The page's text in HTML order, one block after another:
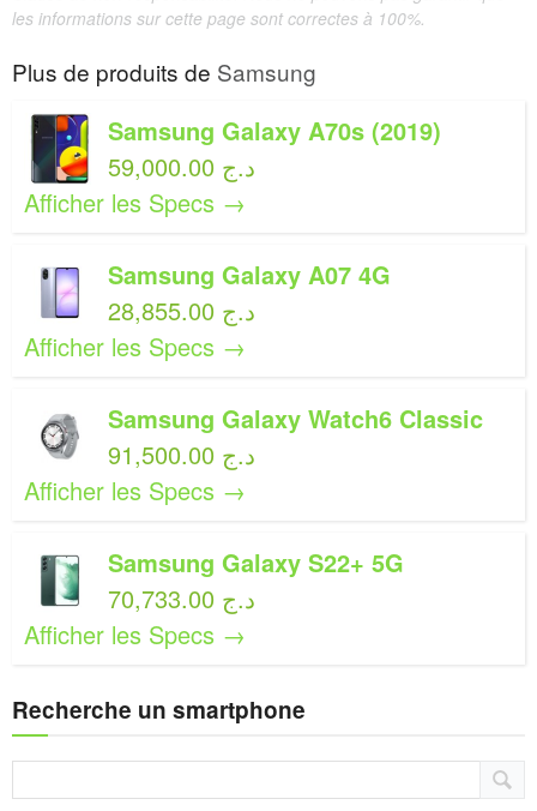
les informations sur cette page sont correctes à 100%.
Plus de produits de Samsung
Samsung Galaxy A70s (2019)
59,000.00 د.ج
Afficher les Specs →
Samsung Galaxy A07 4G
28,855.00 د.ج
Afficher les Specs →
Samsung Galaxy Watch6 Classic
91,500.00 د.ج
Afficher les Specs →
Samsung Galaxy S22+ 5G
70,733.00 د.ج
Afficher les Specs →
Recherche un smartphone